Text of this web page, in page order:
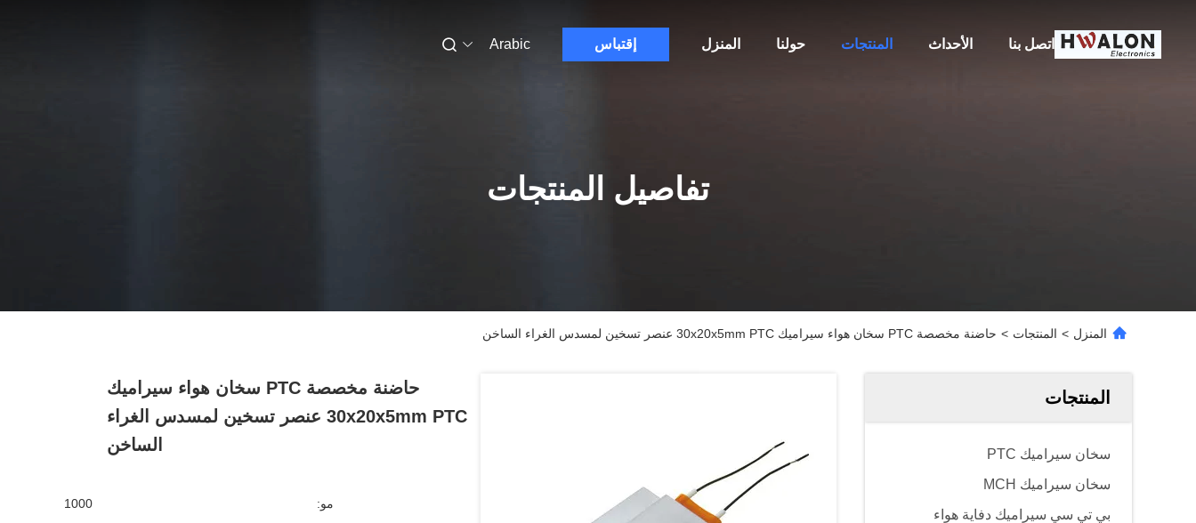
المنزل حولنا المنتجات الأحداث اتصل بنا إقتباس Arabic
تفاصيل المنتجات
المنزل > المنتجات > حاضنة مخصصة PTC سخان هواء سيراميك 30x20x5mm PTC عنصر تسخين لمسدس الغراء الساخن
المنتجات
سخان سيراميك PTC
سخان سيراميك MCH
بي تي سي سيراميك دفاية هواء
حاضنة مخصصة PTC سخان هواء سيراميك
30x20x5mm PTC عنصر تسخين لمسدس الغراء
الساخن
مو: 1000